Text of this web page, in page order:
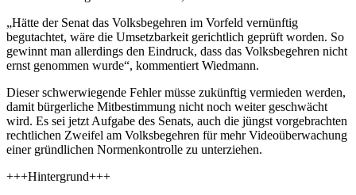
„Hätte der Senat das Volksbegehren im Vorfeld vernünftig
begutachtet, wäre die Umsetzbarkeit gerichtlich geprüft worden. So
gewinnt man allerdings den Eindruck, dass das Volksbegehren nicht
ernst genommen wurde“, kommentiert Wiedmann.
Dieser schwerwiegende Fehler müsse zukünftig vermieden werden,
damit bürgerliche Mitbestimmung nicht noch weiter geschwächt
wird. Es sei jetzt Aufgabe des Senats, auch die jüngst vorgebrachten
rechtlichen Zweifel am Volksbegehren für mehr Videoüberwachung
einer gründlichen Normenkontrolle zu unterziehen.
+++Hintergrund+++